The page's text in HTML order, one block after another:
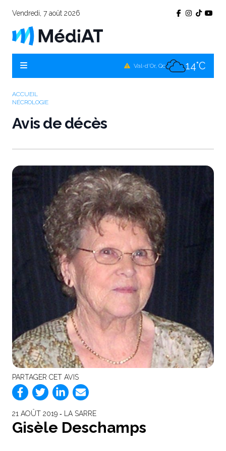
Vendredi, 7 août 2026
Val-d'Or, Qc 14°C
ACCUEIL
NÉCROLOGIE
Avis de décès
PARTAGER CET AVIS
21 AOÛT 2019 ‐ LA SARRE
Gisèle Deschamps